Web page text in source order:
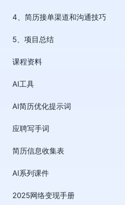
4、简历接单渠道和沟通技巧
5、项目总结
课程资料
AI工具
AI简历优化提示词
应聘写手词
简历信息收集表
AI系列课件
2025网络变现手册